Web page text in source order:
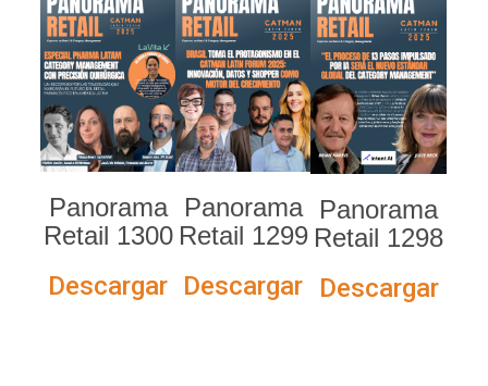
Panorama
Retail 1300
Descargar
Panorama
Retail 1299
Descargar
Panorama
Retail 1298
Descargar